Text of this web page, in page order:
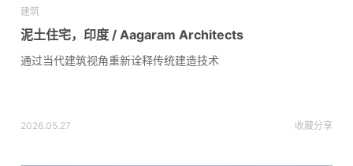
建筑
泥土住宅，印度 / Aagaram Architects
通过当代建筑视角重新诠释传统建造技术
2026.05.27 收藏分享